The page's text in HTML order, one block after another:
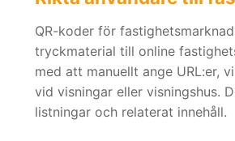
QR-koder för
tryckmaterial till online
med att manuellt ange URL:er,
vid visningar eller visningshus.
listningar och relaterat innehåll.